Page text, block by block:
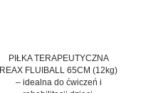
PIŁKA TERAPEUTYCZNA
REAX FLUIBALL 65CM (12kg)
– idealna do ćwiczeń i